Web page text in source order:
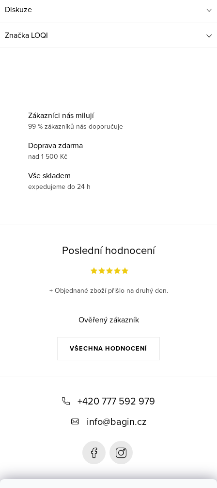
Diskuze
Značka LOQI
Zákazníci nás milují
99 % zákazníků nás doporučuje
Doprava zdarma
nad 1 500 Kč
Vše skladem
expedujeme do 24 h
Poslední hodnocení
VŠECHNA HODNOCENÍ
+ Objednané zboží přišlo na druhý den.
Ověřený zákazník
+420 777 592 979
info@bagin.cz